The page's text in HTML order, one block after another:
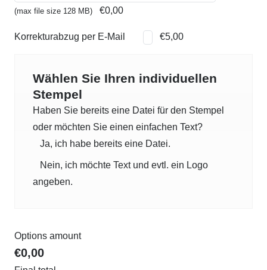
(max file size 128 MB) €0,00
Korrekturabzug per E-Mail €5,00
Wählen Sie Ihren individuellen
Stempel
Haben Sie bereits eine Datei für den Stempel
oder möchten Sie einen einfachen Text?
Ja, ich habe bereits eine Datei.
Nein, ich möchte Text und evtl. ein Logo
angeben.
Options amount
€0,00